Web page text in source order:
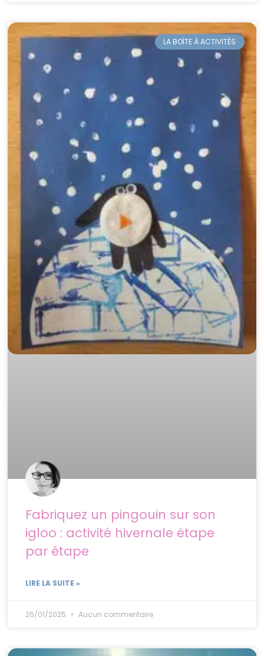
LA BOÎTE À ACTIVITÉS
Fabriquez un pingouin sur son
igloo : activité hivernale étape
par étape
LIRE LA SUITE »
26/01/2025 Aucun commentaire